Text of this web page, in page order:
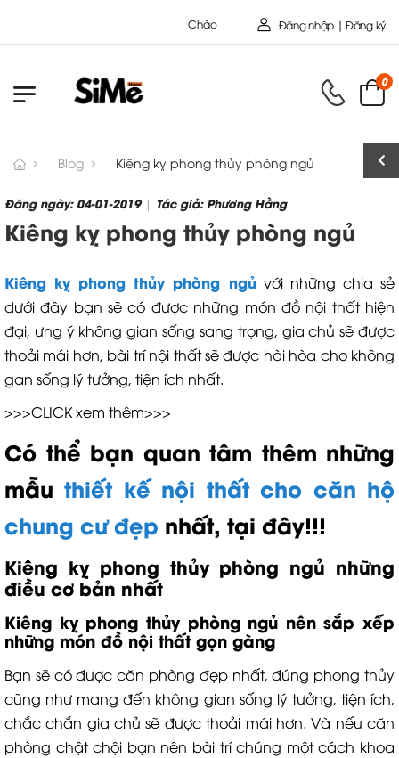
Chào mừng bạn đến với Nội Thất Toàn Cầu - Công
Đăng nhập | Đăng ký
0
Blog Kiêng kỵ phong thủy phòng ngủ
Đăng ngày: 04-01-2019| Tác giả: Phương Hằng
Kiêng kỵ phong thủy phòng ngủ
Kiêng kỵ phong thủy phòng ngủvới những chia sẻ
dưới đây bạn sẽ có được những món đồ nội thất hiện
đại, ưng ý không gian sống sang trọng, gia chủ sẽ được
thoải mái hơn, bài trí nội thất sẽ được hài hòa cho không
gan sống lý tưởng, tiện ích nhất.
>>>CLICK xem thêm>>>
Có thể bạn quan tâm thêm những
mẫuthiết kế nội thất cho căn hộ
chung cư đẹp nhất, tại đây!!!
Kiêng kỵ phong thủy phòng ngủ những
điều cơ bản nhất
Kiêng kỵ phong thủy phòng ngủ nên sắp xếp
những món đồ nội thất gọn gàng
Bạn sẽ có được căn phòng đẹp nhất, đúng phong thủy
cũng như mang đến không gian sống lý tưởng, tiện ích,
chắc chắn gia chủ sẽ được thoải mái hơn. Và nếu căn
phòng chật chội bạn nên bài trí chúng một cách khoa